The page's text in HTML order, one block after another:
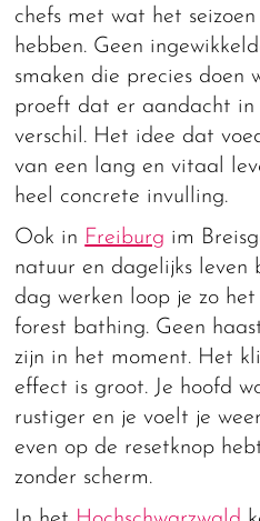
chefs met wat het
hebben. Geen
smaken die precies doen
proeft dat er aandacht
verschil. Het idee dat
van een lang en vitaal
heel concrete invulling.
Ook in Freiburg im
natuur en dagelijks
dag werken loop je zo het
forest bathing. Geen
zijn in het moment. Het
effect is groot. Je hoofd
rustiger en je voelt je
even op de resetknop
zonder scherm.